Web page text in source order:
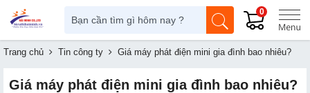
0
Trang chủ Tin công ty Giá máy phát điện mini gia đình bao nhiêu?
Giá máy phát điện mini gia đình bao nhiêu?